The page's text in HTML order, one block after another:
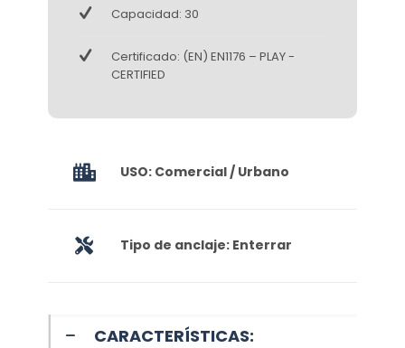
Capacidad: 30
Certificado: (EN) EN1176 – PLAY -
CERTIFIED
USO: Comercial / Urbano
Tipo de anclaje: Enterrar
CARACTERÍSTICAS: